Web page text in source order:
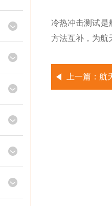
冷热冲击测试是
方法互补，为航
上一篇： 航